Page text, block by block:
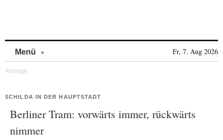
Menü Fr, 7. Aug 2026
SCHILDA IN DER HAUPTSTADT
Berliner Tram: vorwärts immer, rückwärts
nimmer